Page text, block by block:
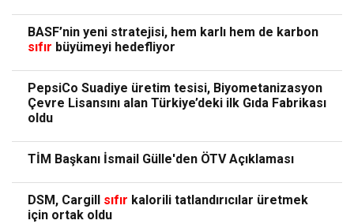
BASF’nin yeni stratejisi, hem karlı hem de karbon
sıfır büyümeyi hedefliyor
PepsiCo Suadiye üretim tesisi, Biyometanizasyon
Çevre Lisansını alan Türkiye’deki ilk Gıda Fabrikası
oldu
TİM Başkanı İsmail Gülle'den ÖTV Açıklaması
DSM, Cargill sıfır kalorili tatlandırıcılar üretmek
için ortak oldu